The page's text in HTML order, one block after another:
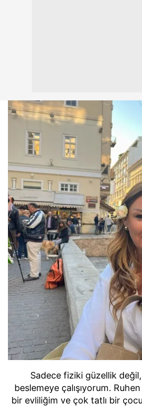
Sadece fiziki güzellik
beslemeye çalışıyorum.
bir evliliğim ve çok tatlı bir